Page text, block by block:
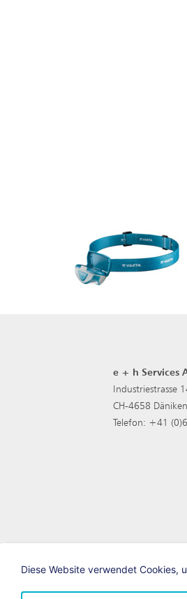
e + h Services
Industriestrasse
CH-4658 Däniken
Telefon: +41
Diese Website verwendet Cookies,